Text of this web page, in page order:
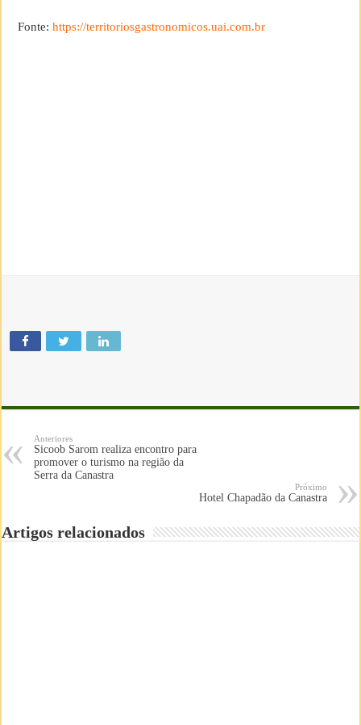
Fonte:https://territoriosgastronomicos.uai.com.br
Anteriores
Sicoob Sarom realiza encontro para
promover o turismo na região da
Serra da Canastra
Próximo
Hotel Chapadão da Canastra
Artigos relacionados